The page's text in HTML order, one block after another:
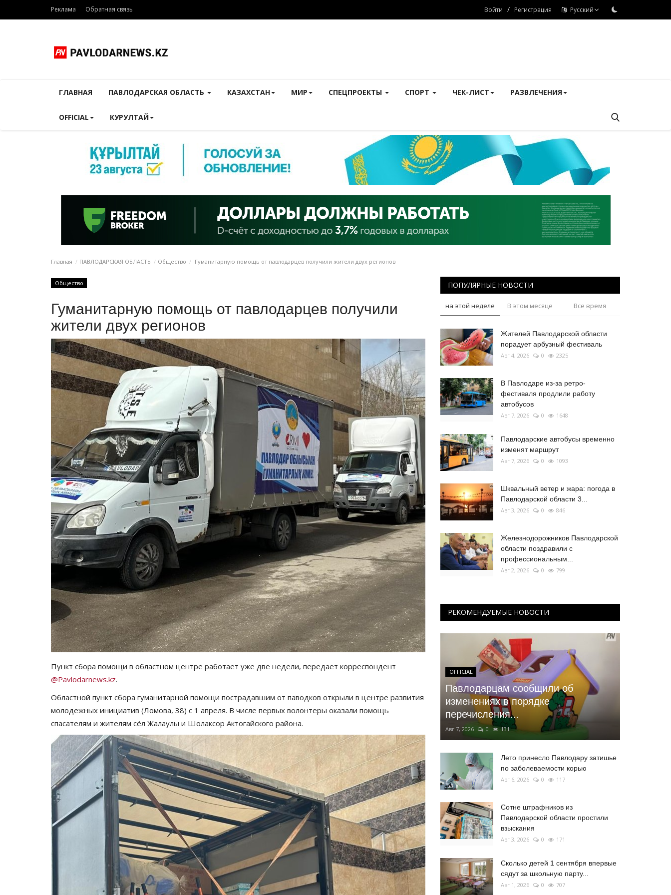
Реклама Обратная связь Войти / Регистрация Русский
ГЛАВНАЯ ПАВЛОДАРСКАЯ ОБЛАСТЬ КАЗАХСТАН МИР СПЕЦПРОЕКТЫ СПОРТ ЧЕК-ЛИСТ РАЗВЛЕЧЕНИЯ
OFFICIAL КУРУЛТАЙ
Главная ПАВЛОДАРСКАЯ ОБЛАСТЬ Общество Гуманитарную помощь от павлодарцев получили жители двух регионов
Общество
Гуманитарную помощь от павлодарцев получили
жители двух регионов
Пункт сбора помощи в областном центре работает уже две недели, передает корреспондент
@Pavlodarnews.kz.
Областной пункт сбора гуманитарной помощи пострадавшим от паводков открыли в центре развития
молодежных инициатив (Ломова, 38) с 1 апреля. В числе первых волонтеры оказали помощь
спасателям и жителям сёл Жалаулы и Шолаксор Актогайского района.
ПОПУЛЯРНЫЕ НОВОСТИ
на этой неделе В этом месяце Все время
Жителей Павлодарской области
порадует арбузный фестиваль
Авг 4, 2026 0 2325
В Павлодаре из-за ретро-
фестиваля продлили работу
автобусов
Авг 7, 2026 0 1648
Павлодарские автобусы временно
изменят маршрут
Авг 7, 2026 0 1093
Шквальный ветер и жара: погода в
Павлодарской области 3...
Авг 3, 2026 0 846
Железнодорожников Павлодарской
области поздравили с
профессиональным...
Авг 2, 2026 0 799
РЕКОМЕНДУЕМЫЕ НОВОСТИ
OFFICIAL
Павлодарцам сообщили об
изменениях в порядке
перечисления...
Авг 7, 2026 0 131
Лето принесло Павлодару затишье
по заболеваемости корью
Авг 6, 2026 0 117
Сотне штрафников из
Павлодарской области простили
взыскания
Авг 3, 2026 0 171
Сколько детей 1 сентября впервые
сядут за школьную парту...
Авг 1, 2026 0 707